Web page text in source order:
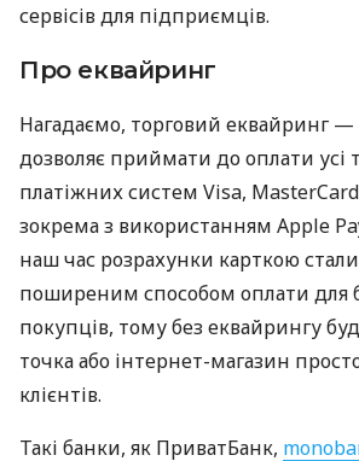
сервісів для підприємців.
Про еквайринг
Нагадаємо, торговий еквайринг —
дозволяє приймати до оплати усі
платіжних систем Visa,
зокрема з використанням Apple
наш час розрахунки карткою
поширеним способом оплати для
покупців, тому без еквайрингу
точка або інтернет-магазин
клієнтів.
Такі банки, як ПриватБанк,